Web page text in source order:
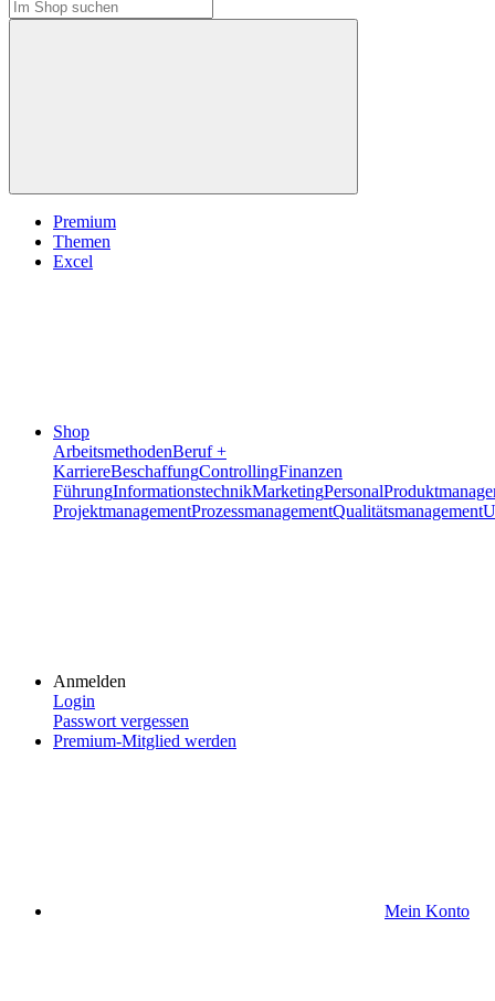
Premium
Themen
Excel
Shop
ArbeitsmethodenBeruf +
KarriereBeschaffungControllingFinanzen
FührungInformationstechnikMarketingPersonal
ProjektmanagementProzessmanagementQualitätsmanagement
Anmelden
Login
Passwort vergessen
Premium-Mitglied werden
Mein Konto